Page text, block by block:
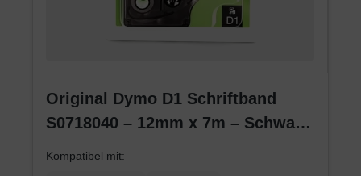
Original Dymo D1 Schriftband
S0718040 – 12mm x 7m – Schwarz
Kompatibel mit: